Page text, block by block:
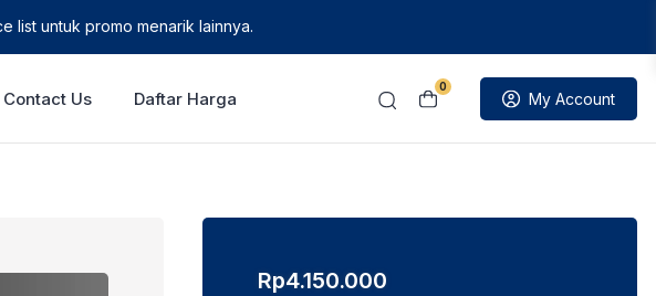
list untuk promo menarik lainnya.
0
My Account
Contact Us Daftar Harga
Rp4.150.000